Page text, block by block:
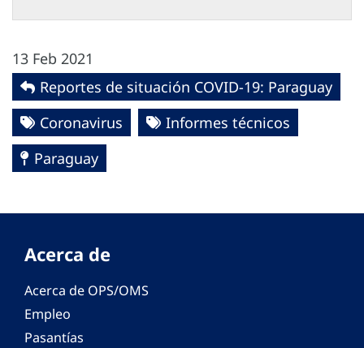
13 Feb 2021
Reportes de situación COVID-19: Paraguay
Coronavirus
Informes técnicos
Paraguay
Acerca de
Acerca de OPS/OMS
Empleo
Pasantías